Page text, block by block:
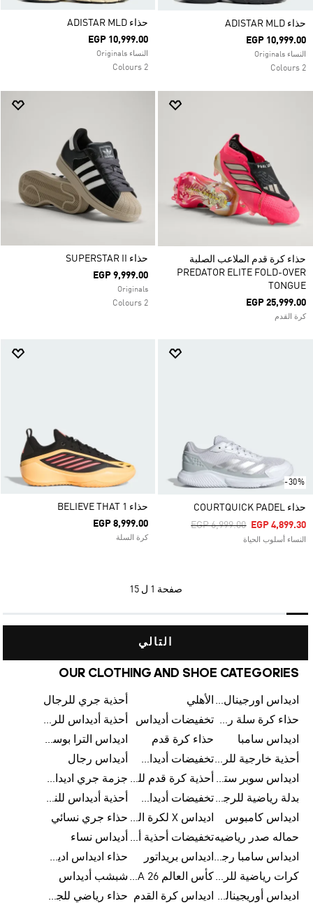
حذاء ADISTAR MLD
EGP 10,999.00
النساء Originals
2 Colours
حذاء ADISTAR MLD
EGP 10,999.00
النساء Originals
2 Colours
حذاء كرة قدم الملاعب الصلبة
PREDATOR ELITE FOLD-OVER
TONGUE
EGP 25,999.00
كرة القدم
حذاء SUPERSTAR II
EGP 9,999.00
Originals
2 Colours
-30%
حذاء COURTQUICK PADEL
Price Reduced From
EGP 6,999.00ToEGP 4,899.30
النساء أسلوب الحياة
حذاء BELIEVE THAT 1
EGP 8,999.00
كرة السلة
صفحة 1 ل 15
التالي
OUR CLOTHING AND SHOE CATEGORIES
اديداس اورجينال رجالي الأهلي
أحذية جري للرجال
حذاء كرة سلة رجالي تخفيضات أديداس
أحذية أديداس للرجال
اديداس سامبا
حذاء كرة قدم
اديداس الترا بوست للرجال
أحذية خارجية للرجال
تخفيضات أديداس للرجال
أديداس رجال
اديداس سوبر ستار رجالي
أحذية كرة قدم للرجال
جزمة جري اديداس
بدلة رياضية للرجال
تخفيضات أديداس للنساء
أحذية أديداس للنساء
اديداس كامبوس
اديداس X لكرة القدم حذاء جري نسائي
حماله صدر رياضيه
تخفيضات أحذية أديداس للرجال أديداس نساء
اديداس سامبا رجالي اديداس بريداتور
حذاء اديداس اديستار للرجال
كرات رياضية للرجال
كأس العالم FIFA 26™ شبشب أديداس
اديداس أوريجينالز للنساء
اديداس كرة القدم
حذاء رياضي للجري